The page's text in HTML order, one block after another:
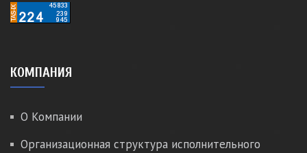
КОМПАНИЯ
О Компании
Организационная структура исполнительного